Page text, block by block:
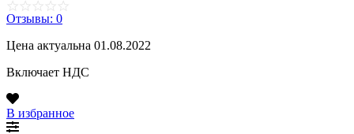
Отзывы: 0
Цена актуальна 01.08.2022
Включает НДС
В избранное